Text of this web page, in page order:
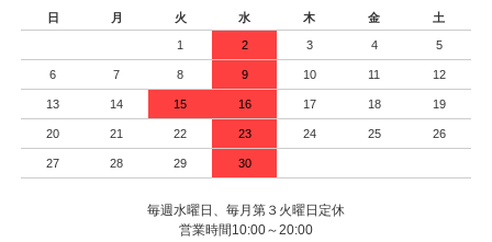
日
月 火 水 木 金 土
1 2 3 4 5
6 7 8 9 10 11 12
13 14 15 16 17 18 19
20 21 22 23 24 25 26
27 28 29 30
毎週水曜日、毎月第３火曜日定休
営業時間10:00～20:00